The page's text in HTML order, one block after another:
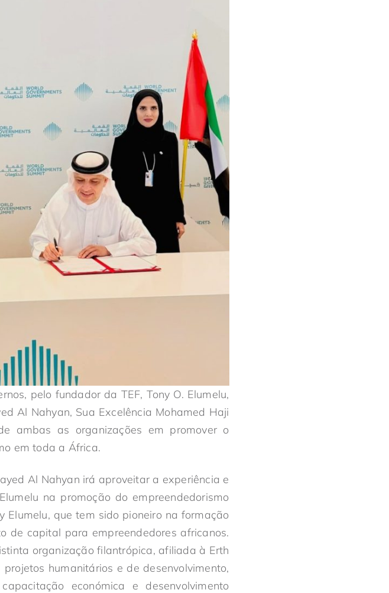
pelo fundador da TEF, Tony O. Elumelu,
Al Nahyan, Sua Excelência Mohamed Haji
ambas as organizações em promover o
em toda a África.
Al Nahyan irá aproveitar a experiência e
na promoção do empreendedorismo
Elumelu, que tem sido pioneiro na formação
de capital para empreendedores africanos.
organização filantrópica, afiliada à Erth
humanitários e de desenvolvimento,
económica e desenvolvimento